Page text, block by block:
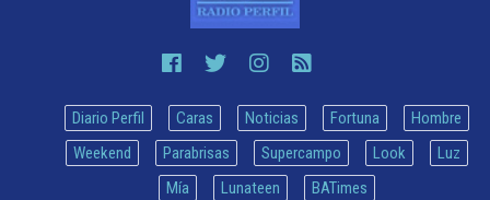
Diario Perfil Caras Noticias Fortuna
Hombre
Weekend
Parabrisas Supercampo Look
Luz
Mía
Lunateen BATimes